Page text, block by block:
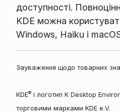
доступності.
KDE можна
Windows, Haiku і
Зауваження щодо товарних
KDE®і логотип K Desktop
торговими марками KDE e.V.